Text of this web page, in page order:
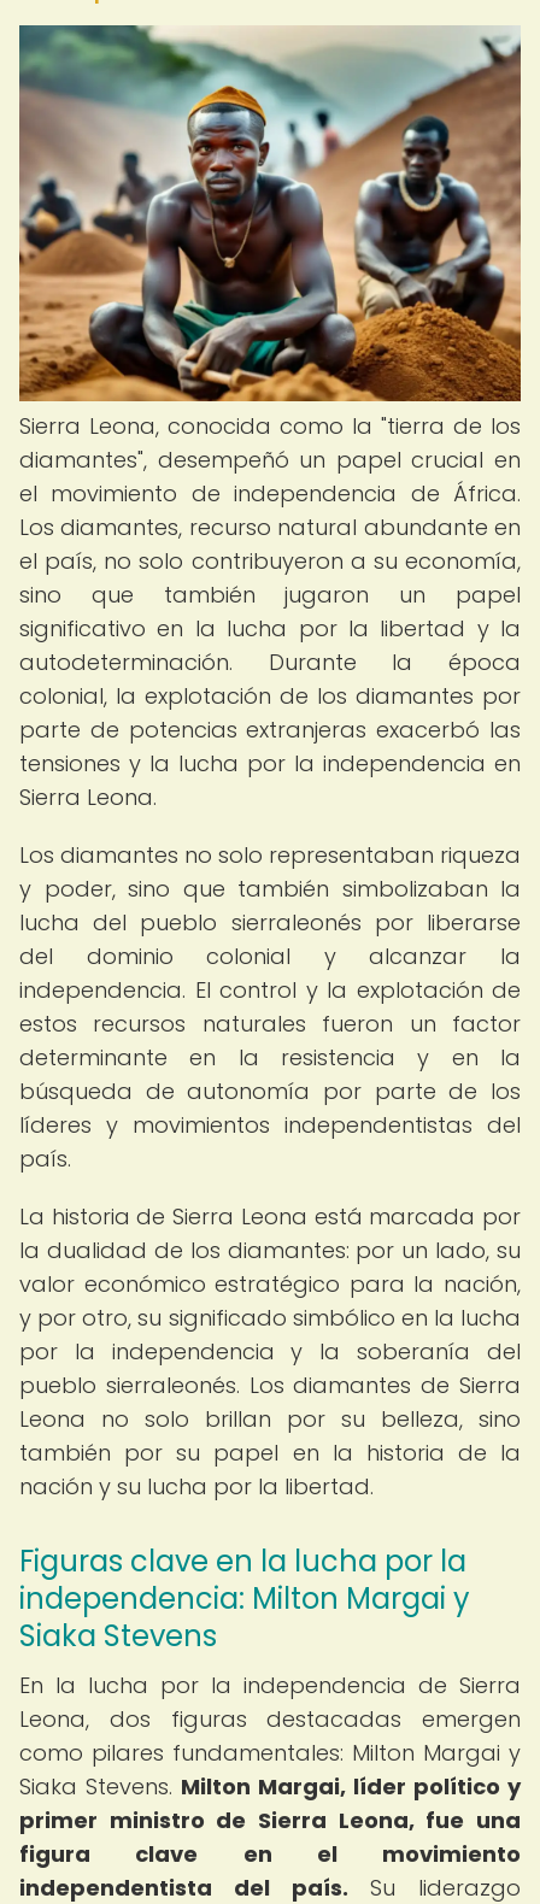
Sierra Leona, conocida como la "tierra de los
diamantes", desempeñó un papel crucial en
el movimiento de independencia de África.
Los diamantes, recurso natural abundante en
el país, no solo contribuyeron a su economía,
sino que también jugaron un papel
significativo en la lucha por la libertad y la
autodeterminación. Durante la época
colonial, la explotación de los diamantes por
parte de potencias extranjeras exacerbó las
tensiones y la lucha por la independencia en
Sierra Leona.
Los diamantes no solo representaban riqueza
y poder, sino que también simbolizaban la
lucha del pueblo sierraleonés por liberarse
del dominio colonial y alcanzar la
independencia. El control y la explotación de
estos recursos naturales fueron un factor
determinante en la resistencia y en la
búsqueda de autonomía por parte de los
líderes y movimientos independentistas del
país.
La historia de Sierra Leona está marcada por
la dualidad de los diamantes: por un lado, su
valor económico estratégico para la nación,
y por otro, su significado simbólico en la lucha
por la independencia y la soberanía del
pueblo sierraleonés. Los diamantes de Sierra
Leona no solo brillan por su belleza, sino
también por su papel en la historia de la
nación y su lucha por la libertad.
Figuras clave en la lucha por la
independencia: Milton Margai y
Siaka Stevens
En la lucha por la independencia de Sierra
Leona, dos figuras destacadas emergen
como pilares fundamentales: Milton Margai y
Siaka Stevens. Milton Margai, líder político y
primer ministro de Sierra Leona, fue una
figura clave en el movimiento
independentista del país. Su liderazgo